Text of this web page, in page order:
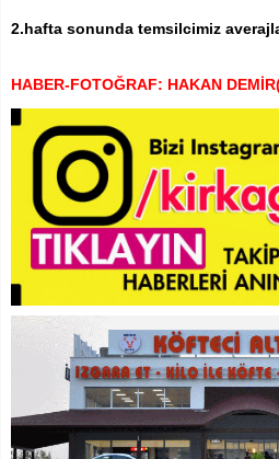
2.hafta sonunda temsilcimiz
HABER-FOTOĞRAF: HAKAN